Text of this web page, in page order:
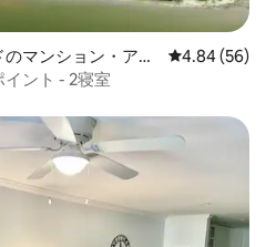
マンション・アパ
レビュー56
4.84 (56)
ント - 2寝室
。